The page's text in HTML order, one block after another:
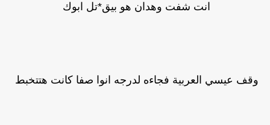
انت شفت وهدان هو بيق*تل ابوك
وقف عيسي العربية فجاءه لدرجه انوا صفا كانت هتتخبط